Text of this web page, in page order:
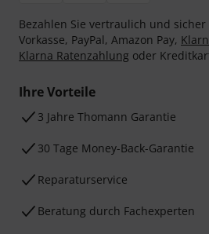
Bezahlen Sie vertraulich und
Vorkasse, PayPal, Amazon Pay,
Klarna Ratenzahlung oder
Ihre Vorteile
3 Jahre Thomann Garantie
30 Tage Money-Back-Garantie
Reparaturservice
Beratung durch Fachexperten